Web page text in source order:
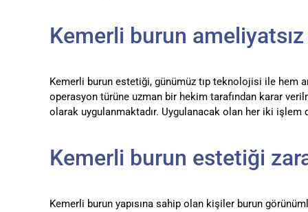
Kemerli burun
Kemerli burun estetiği, günümüz tıp teknolojisi ile hem
operasyon türüne uzman bir hekim tarafından karar
olarak uygulanmaktadır. Uygulanacak olan her iki işlem
Kemerli burun estetiği
Kemerli burun yapısına sahip olan kişiler burun